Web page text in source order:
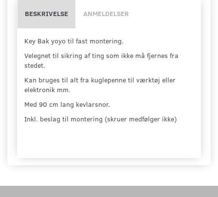
BESKRIVELSE ANMELDELSER
Key Bak yoyo til fast montering.
Velegnet til sikring af ting som ikke må fjernes fra
stedet.
Kan bruges til alt fra kuglepenne til værktøj eller
elektronik mm.
Med 90 cm lang kevlarsnor.
Inkl. beslag til montering (skruer medfølger ikke)